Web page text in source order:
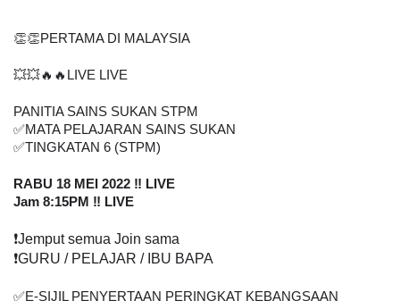
👏👏PERTAMA DI MALAYSIA
💥💥🔥🔥LIVE LIVE
PANITIA SAINS SUKAN STPM
✅MATA PELAJARAN SAINS SUKAN
✅TINGKATAN 6 (STPM)
RABU 18 MEI 2022 ‼️ LIVE
Jam 8:15PM ‼️ LIVE
❗️Jemput semua Join sama
❗️GURU / PELAJAR / IBU BAPA
✅E-SIJIL PENYERTAAN PERINGKAT KEBANGSAAN